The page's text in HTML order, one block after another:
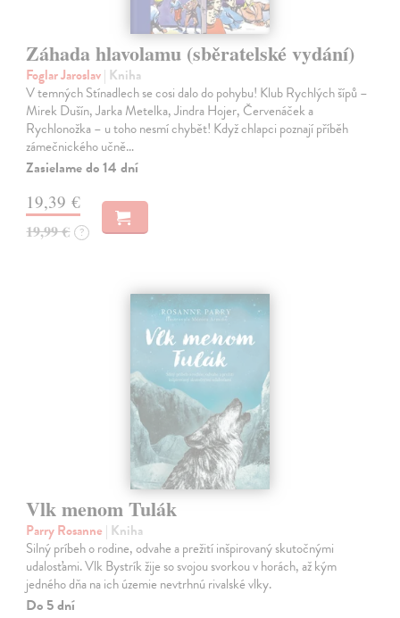
Záhada hlavolamu (sběratelské vydání)
Foglar Jaroslav| Kniha
V temných Stínadlech se cosi dalo do pohybu! Klub Rychlých šípů –
Mirek Dušín, Jarka Metelka, Jindra Hojer, Červenáček a
Rychlonožka – u toho nesmí chybět! Když chlapci poznají příběh
zámečnického učně…
Zasielame do 14 dní
19,39 €
19,99 € ?
Vlk menom Tulák
Parry Rosanne | Kniha
Silný príbeh o rodine, odvahe a prežití inšpirovaný skutočnými
udalosťami. Vlk Bystrík žije so svojou svorkou v horách, až kým
jedného dňa na ich územie nevtrhnú rivalské vlky.
Do 5 dní